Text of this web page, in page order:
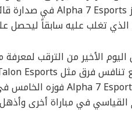
تغلب عليه سابقاً ليحصل على
اليوم الأخير من الترقب